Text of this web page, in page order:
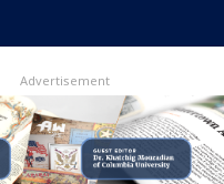
Advertisement